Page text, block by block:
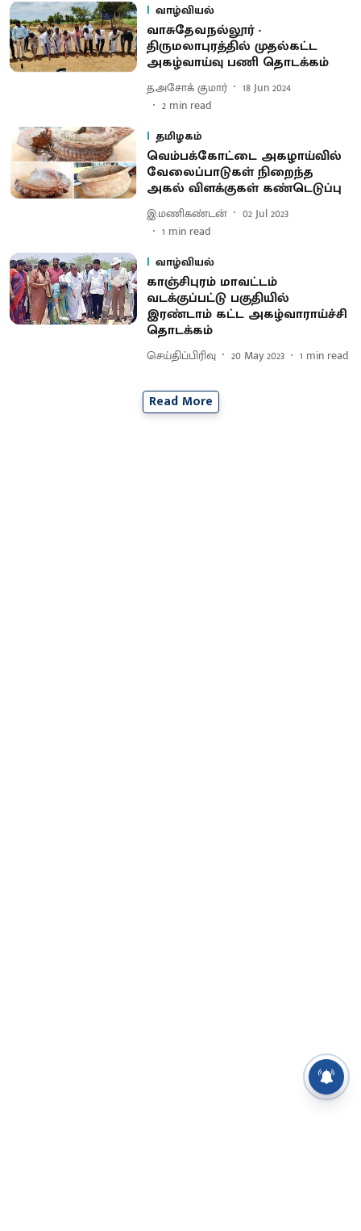
வாழ்வியல்
வாசுதேவநல்லூர் -
திருமலாபுரத்தில் முதல்கட்ட
அகழ்வாய்வு பணி தொடக்கம்
த.அசோக் குமார்
18 Jun 2024
2 min read
தமிழகம்
வெம்பக்கோட்டை அகழாய்வில்
வேலைப்பாடுகள் நிறைந்த
அகல் விளக்குகள் கண்டெடுப்பு
இ.மணிகண்டன்
02 Jul 2023
1 min read
வாழ்வியல்
காஞ்சிபுரம் மாவட்டம்
வடக்குப்பட்டு பகுதியில்
இரண்டாம் கட்ட அகழ்வாராய்ச்சி
தொடக்கம்
செய்திப்பிரிவு 20 May 2023 1 min read
Read More